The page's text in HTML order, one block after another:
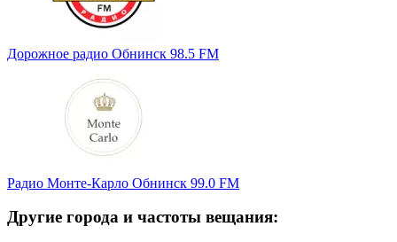
Дорожное радио Обнинск 98.5 FM
Радио Монте-Карло Обнинск 99.0 FM
Другие города и частоты вещания: